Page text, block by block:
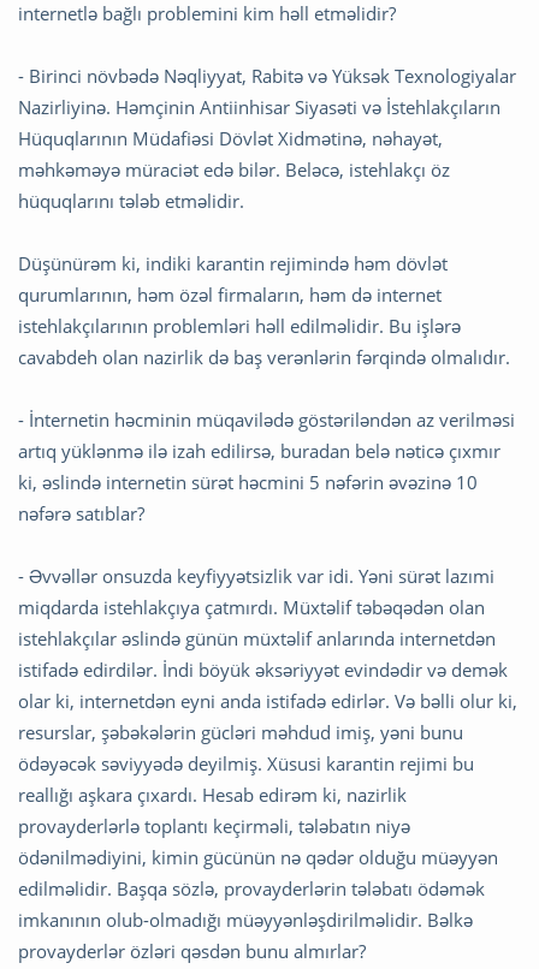
internetlə bağlı problemini kim həll etməlidir?
- Birinci növbədə Nəqliyyat, Rabitə və Yüksək Texnologiyalar
Nazirliyinə. Həmçinin Antiinhisar Siyasəti və İstehlakçıların
Hüquqlarının Müdafiəsi Dövlət Xidmətinə, nəhayət,
məhkəməyə müraciət edə bilər. Beləcə, istehlakçı öz
hüquqlarını tələb etməlidir.
Düşünürəm ki, indiki karantin rejimində həm dövlət
qurumlarının, həm özəl firmaların, həm də internet
istehlakçılarının problemləri həll edilməlidir. Bu işlərə
cavabdeh olan nazirlik də baş verənlərin fərqində olmalıdır.
- İnternetin həcminin müqavilədə göstəriləndən az verilməsi
artıq yüklənmə ilə izah edilirsə, buradan belə nəticə çıxmır
ki, əslində internetin sürət həcmini 5 nəfərin əvəzinə 10
nəfərə satıblar?
- Əvvəllər onsuzda keyfiyyətsizlik var idi. Yəni sürət lazımi
miqdarda istehlakçıya çatmırdı. Müxtəlif təbəqədən olan
istehlakçılar əslində günün müxtəlif anlarında internetdən
istifadə edirdilər. İndi böyük əksəriyyət evindədir və demək
olar ki, internetdən eyni anda istifadə edirlər. Və bəlli olur ki,
resurslar, şəbəkələrin gücləri məhdud imiş, yəni bunu
ödəyəcək səviyyədə deyilmiş. Xüsusi karantin rejimi bu
reallığı aşkara çıxardı. Hesab edirəm ki, nazirlik
provayderlərlə toplantı keçirməli, tələbatın niyə
ödənilmədiyini, kimin gücünün nə qədər olduğu müəyyən
edilməlidir. Başqa sözlə, provayderlərin tələbatı ödəmək
imkanının olub-olmadığı müəyyənləşdirilməlidir. Bəlkə
provayderlər özləri qəsdən bunu almırlar?